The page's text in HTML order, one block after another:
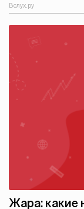
Вслух.ру
Жара: какие